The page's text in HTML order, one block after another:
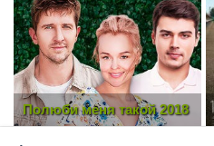
Мне по кайфу! / I Feel
Good (2018) HDRip